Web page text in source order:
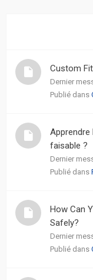
RACCOURCIS
avancée
Custom
Dernier
Publié dans
faisable ?
Dernier
Publié dans
How Can
Safely?
Dernier
Publié dans